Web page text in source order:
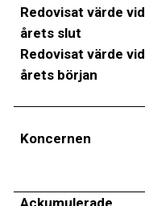
Redovisat värde vid
årets slut
Redovisat värde vid
årets början
Koncernen
Ackumulerade